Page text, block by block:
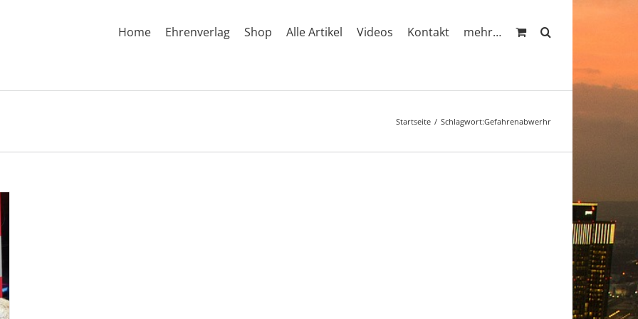
Home Ehrenverlag Shop Alle Artikel Videos Kontakt mehr…
Startseite Schlagwort:Gefahrenabwerhr